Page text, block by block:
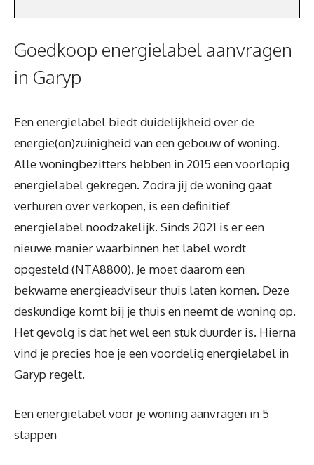
Goedkoop energielabel aanvragen
in Garyp
Een energielabel biedt duidelijkheid over de
energie(on)zuinigheid van een gebouw of woning.
Alle woningbezitters hebben in 2015 een voorlopig
energielabel gekregen. Zodra jij de woning gaat
verhuren over verkopen, is een definitief
energielabel noodzakelijk. Sinds 2021 is er een
nieuwe manier waarbinnen het label wordt
opgesteld (NTA8800). Je moet daarom een
bekwame energieadviseur thuis laten komen. Deze
deskundige komt bij je thuis en neemt de woning op.
Het gevolg is dat het wel een stuk duurder is. Hierna
vind je precies hoe je een voordelig energielabel in
Garyp regelt.
Een energielabel voor je woning aanvragen in 5
stappen